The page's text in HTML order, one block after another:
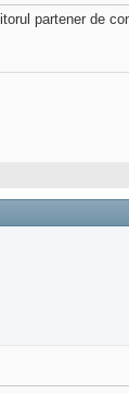
partener de